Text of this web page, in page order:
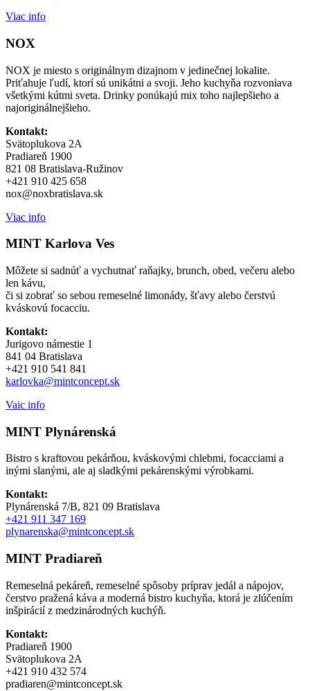
Viac info
NOX
NOX je miesto s originálnym dizajnom v jedinečnej lokalite.
Priťahuje ľudí, ktorí sú unikátni a svoji. Jeho kuchyňa rozvoniava
všetkými kútmi sveta. Drinky ponúkajú mix toho najlepšieho a
najoriginálnejšieho.
Kontakt:
Svätoplukova 2A
Pradiareň 1900
821 08 Bratislava-Ružinov
+421 910 425 658
nox@noxbratislava.sk
Viac info
MINT Karlova Ves
Môžete si sadnúť a vychutnať raňajky, brunch, obed, večeru alebo
len kávu,
či si zobrať so sebou remeselné limonády, šťavy alebo čerstvú
kváskovú focacciu.
Kontakt:
Jurigovo námestie 1
841 04 Bratislava
+421 910 541 841
karlovka@mintconcept.sk
Vaic info
MINT Plynárenská
Bistro s kraftovou pekárňou, kváskovými chlebmi, focacciami a
inými slanými, ale aj sladkými pekárenskými výrobkami.
Kontakt:
Plynárenská 7/B, 821 09 Bratislava
+421 911 347 169
plynarenska@mintconcept.sk
MINT Pradiareň
Remeselná pekáreň, remeselné spôsoby príprav jedál a nápojov,
čerstvo pražená káva a moderná bistro kuchyňa, ktorá je zlúčením
inšpirácií z medzinárodných kuchýň.
Kontakt:
Pradiareň 1900
Svätoplukova 2A
+421 910 432 574
pradiaren@mintconcept.sk